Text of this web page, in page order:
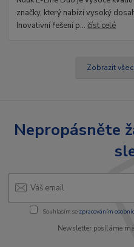
značky, který nabízí vysoký
Inovativní řešení p...číst celé
Zobrazit
Nepropásněte
Souhlasím se zpracováním
Newsletter posíláme